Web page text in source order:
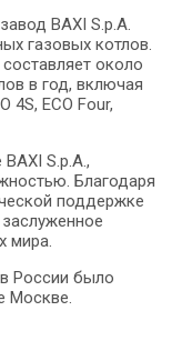
BAXI S.p.A.
газовых котлов.
около
в год, включая
4S, ECO Four,
S.p.A.,
Благодаря
поддержке
мира.
России было
Москве.